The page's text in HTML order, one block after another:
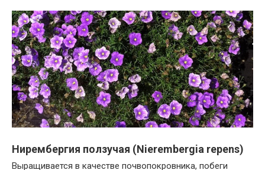
Нирембергия ползучая (Nierembergia repens)
Выращивается в качестве почвопокровника, побеги